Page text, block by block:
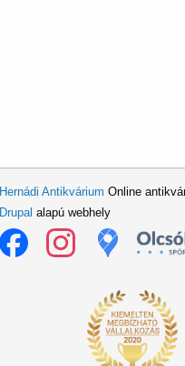
Hernádi Antikvárium Online
Drupal alapú webhely